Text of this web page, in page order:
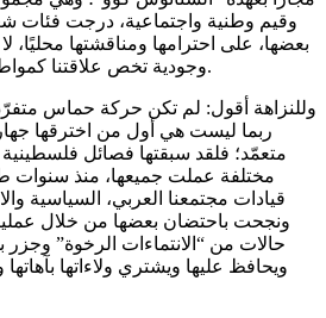
وقيم وطنية واجتماعية، درجت فئات
بعضها، على احترامها ومناقشتها محليًا،
وجودية تخص علاقتنا كمواطنين فلسطينيين مع الدولة.
وللنزاهة أقول: لم تكن حركة حماس
ربما ليست هي أول من اخترقها
متعمّد؛ فلقد سبقتها فصائل
مختلفة عملت جميعها، منذ سنوات
قيادات مجتمعنا العربي، السياسية
ونجحت باحتضان بعضها من خلال
حالات من “الانتماءات الرخوة”
ويحافظ عليها ويشتري ولاءاتها